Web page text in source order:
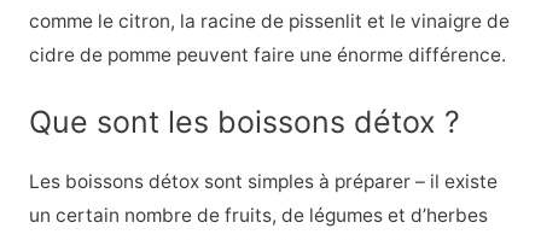
comme le citron, la racine de pissenlit et le vinaigre de
cidre de pomme peuvent faire une énorme différence.
Que sont les boissons détox ?
Les boissons détox sont simples à préparer – il existe
un certain nombre de fruits, de légumes et d’herbes